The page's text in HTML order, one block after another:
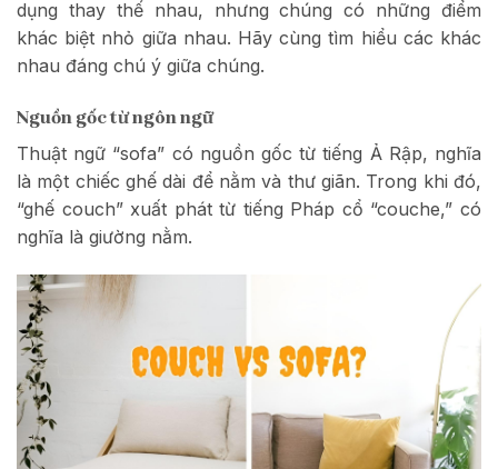
dụng thay thế nhau, nhưng chúng có những điểm
khác biệt nhỏ giữa nhau. Hãy cùng tìm hiểu các khác
nhau đáng chú ý giữa chúng.
Nguồn gốc từ ngôn ngữ
Thuật ngữ “sofa” có nguồn gốc từ tiếng Ả Rập, nghĩa
là một chiếc ghế dài để nằm và thư giãn. Trong khi đó,
“ghế couch” xuất phát từ tiếng Pháp cổ “couche,” có
nghĩa là giường nằm.